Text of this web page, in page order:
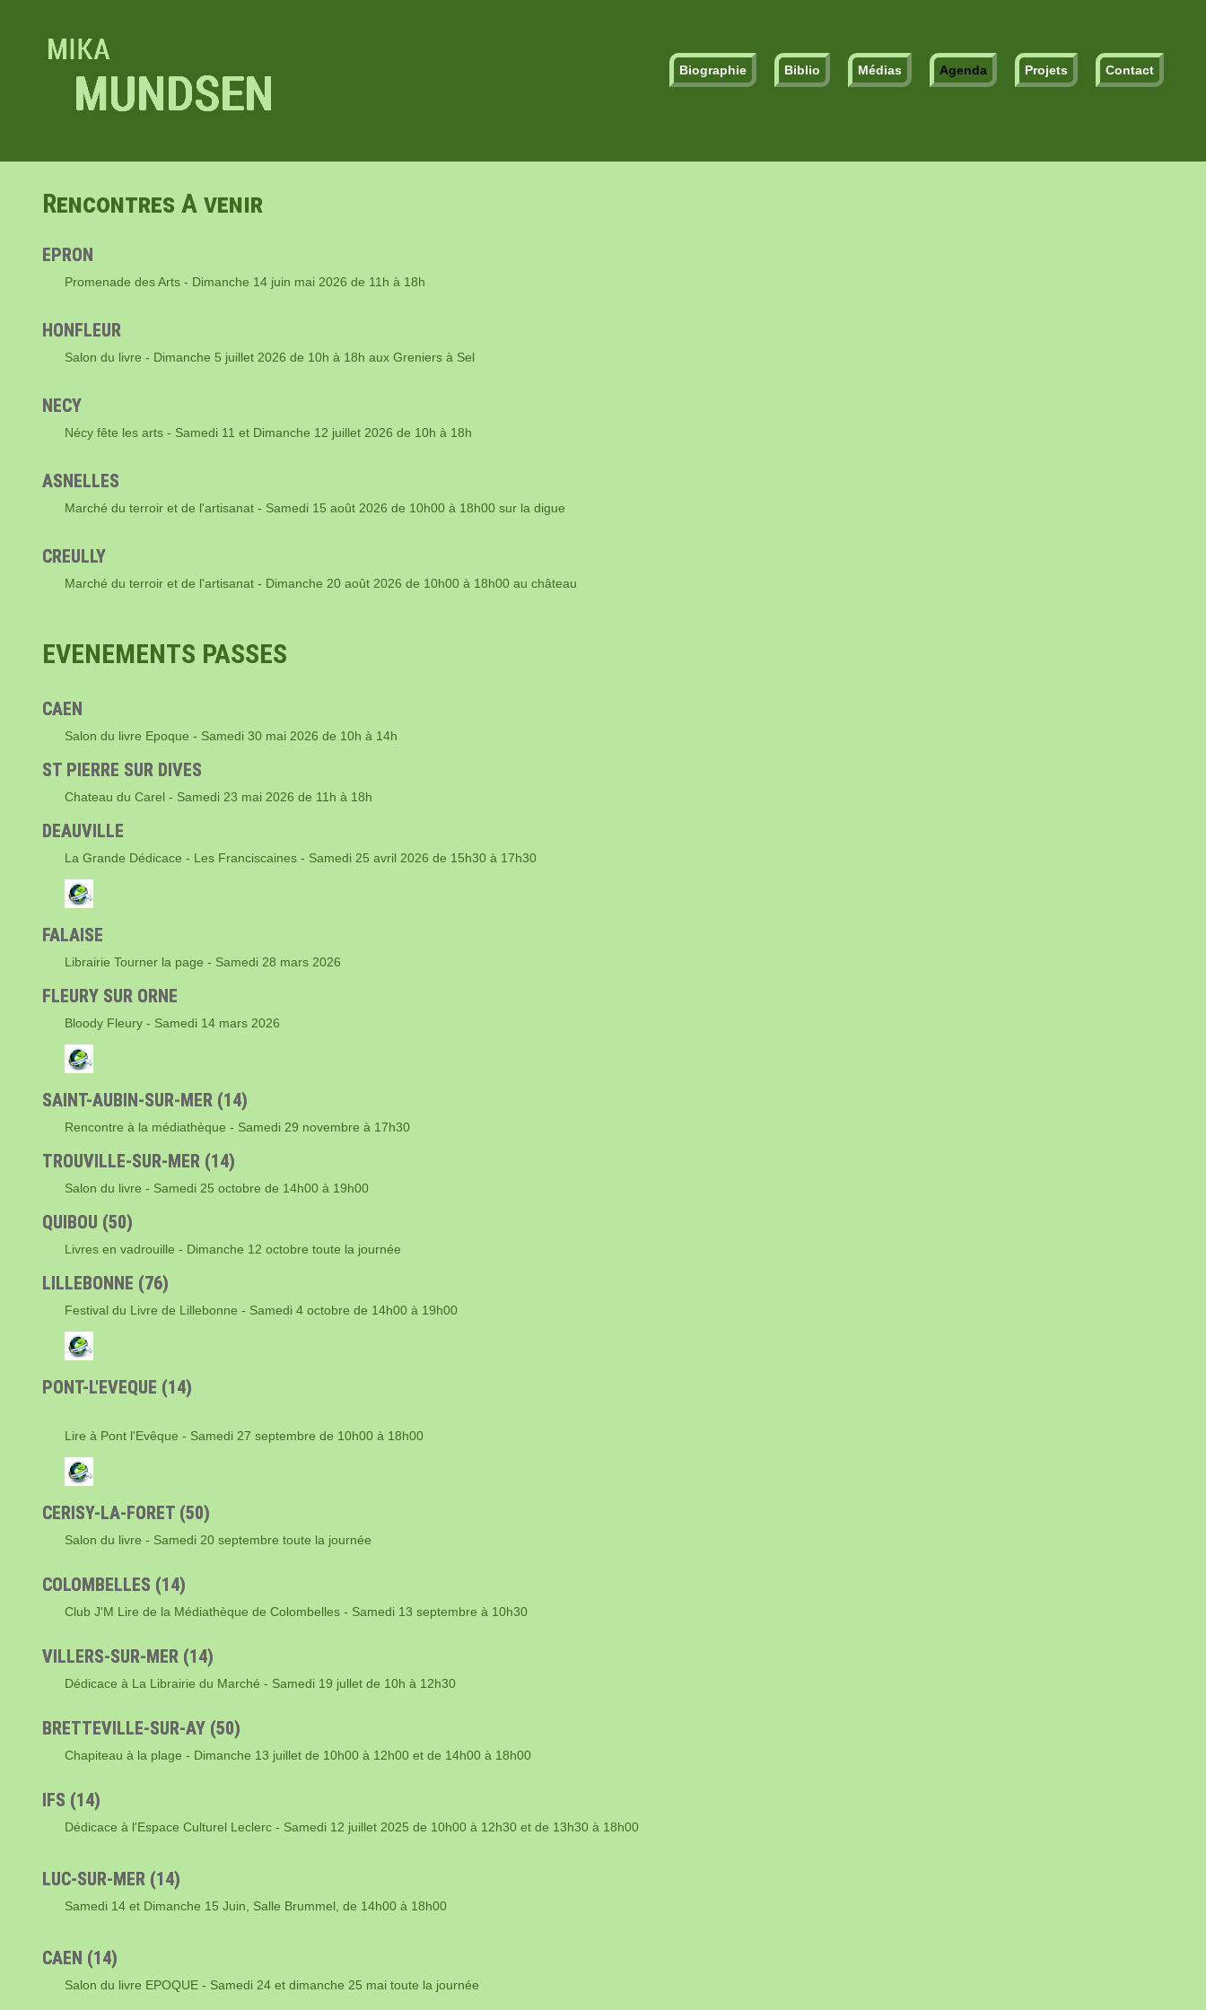
Biographie Biblio Médias Agenda Projets Contact
Rencontres A venir
EPRON
Promenade des Arts - Dimanche 14 juin mai 2026 de 11h à 18h
HONFLEUR
Salon du livre - Dimanche 5 juillet 2026 de 10h à 18h aux Greniers à Sel
NECY
Nécy fête les arts - Samedi 11 et Dimanche 12 juillet 2026 de 10h à 18h
ASNELLES
Marché du terroir et de l'artisanat - Samedi 15 août 2026 de 10h00 à 18h00 sur la digue
CREULLY
Marché du terroir et de l'artisanat - Dimanche 20 août 2026 de 10h00 à 18h00 au château
EVENEMENTS PASSES
CAEN
Salon du livre Epoque - Samedi 30 mai 2026 de 10h à 14h
ST PIERRE SUR DIVES
Chateau du Carel - Samedi 23 mai 2026 de 11h à 18h
DEAUVILLE
La Grande Dédicace - Les Franciscaines - Samedi 25 avril 2026 de 15h30 à 17h30
FALAISE
Librairie Tourner la page - Samedi 28 mars 2026
FLEURY SUR ORNE
Bloody Fleury - Samedi 14 mars 2026
SAINT-AUBIN-SUR-MER (14)
Rencontre à la médiathèque - Samedi 29 novembre à 17h30
TROUVILLE-SUR-MER (14)
Salon du livre - Samedi 25 octobre de 14h00 à 19h00
QUIBOU (50)
Livres en vadrouille - Dimanche 12 octobre toute la journée
LILLEBONNE (76)
Festival du Livre de Lillebonne - Samedi 4 octobre de 14h00 à 19h00
PONT-L'EVEQUE (14)
Lire à Pont l'Evêque - Samedi 27 septembre de 10h00 à 18h00
CERISY-LA-FORET (50)
Salon du livre - Samedi 20 septembre toute la journée
COLOMBELLES (14)
Club J'M Lire de la Médiathèque de Colombelles - Samedi 13 septembre à 10h30
VILLERS-SUR-MER (14)
Dédicace à La Librairie du Marché - Samedi 19 jullet de 10h à 12h30
BRETTEVILLE-SUR-AY (50)
Chapiteau à la plage - Dimanche 13 juillet de 10h00 à 12h00 et de 14h00 à 18h00
IFS (14)
Dédicace à l'Espace Culturel Leclerc - Samedi 12 juillet 2025 de 10h00 à 12h30 et de 13h30 à 18h00
LUC-SUR-MER (14)
Samedi 14 et Dimanche 15 Juin, Salle Brummel, de 14h00 à 18h00
CAEN (14)
Salon du livre EPOQUE - Samedi 24 et dimanche 25 mai toute la journée